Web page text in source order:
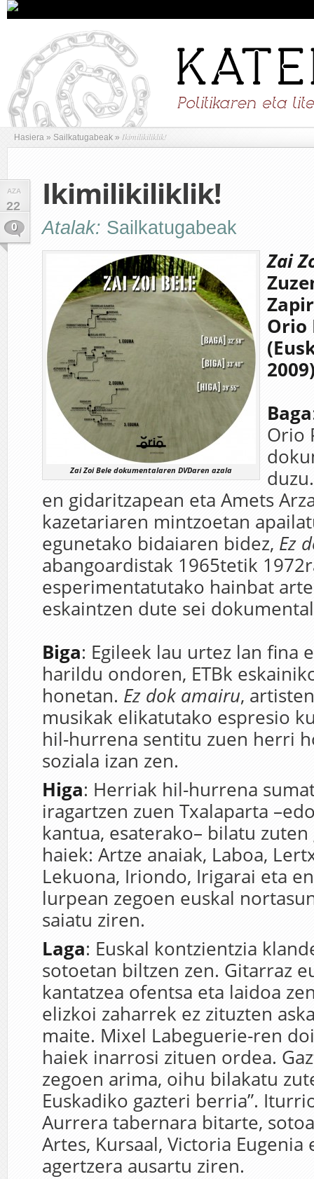
Hasiera » Sailkatugabeak » Ikimilikiliklik!
AZA
22
0
Ikimilikiliklik!
Atalak: Sailkatugabeak
Zai Zoi Bele dokumentalaren DVDaren azala
Zai
Orio
Baga
Orio
en gidaritzapean eta Amets
kazetariaren mintzoetan
egunetako bidaiaren bidez, Ez
abangoardistak 1965tetik
esperimentatutako hainbat
eskaintzen dute sei
Biga: Egileek lau urtez lan fina
harildu ondoren, ETBk
honetan. Ez dok amairu,
musikak elikatutako espresio
hil-hurrena sentitu zuen herri
soziala izan zen.
Higa: Herriak hil-hurrena
iragartzen zuen Txalaparta
kantua, esaterako– bilatu
haiek: Artze anaiak, Laboa,
Lekuona, Iriondo, Irigarai eta
lurpean zegoen euskal
saiatu ziren.
Laga: Euskal kontzientzia
sotoetan biltzen zen. Gitarraz
kantatzea ofentsa eta laidoa
elizkoi zaharrek ez zituzten
maite. Mixel Labeguerie-ren
haiek inarrosi zituen ordea.
zegoen arima, oihu bilakatu
Euskadiko gazteri berria”.
Aurrera tabernara bitarte,
Artes, Kursaal, Victoria
agertzera ausartu ziren.